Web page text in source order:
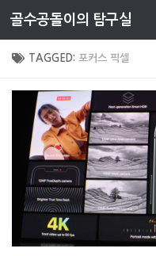
Skip to content
골수공돌이의 탐구실
TAGGED:포커스 픽셀